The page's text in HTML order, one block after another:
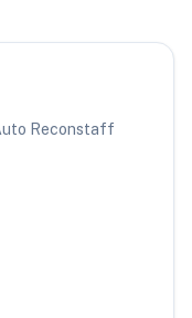
Reconstaff